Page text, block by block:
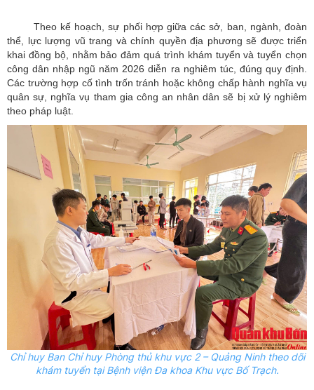
Theo kế hoạch, sự phối hợp giữa các sở, ban, ngành, đoàn
thể, lực lượng vũ trang và chính quyền địa phương sẽ được triển
khai đồng bộ, nhằm bảo đảm quá trình khám tuyển và tuyển chọn
công dân nhập ngũ năm 2026 diễn ra nghiêm túc, đúng quy định.
Các trường hợp cố tình trốn tránh hoặc không chấp hành nghĩa vụ
quân sự, nghĩa vụ tham gia công an nhân dân sẽ bị xử lý nghiêm
theo pháp luật.
Chỉ huy Ban Chỉ huy Phòng thủ khu vực 2 – Quảng Ninh theo dõi
khám tuyển tại Bệnh viện Đa khoa Khu vực Bố Trạch.